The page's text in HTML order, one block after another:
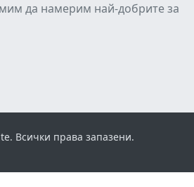
да намерим най-добрите за
Всички права запазени.